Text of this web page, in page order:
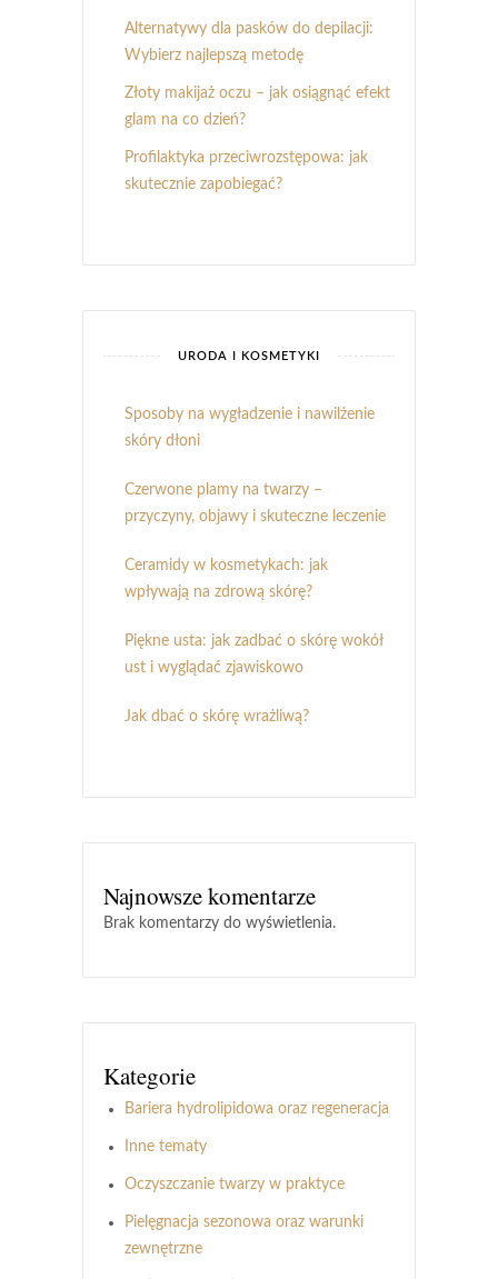
Alternatywy dla pasków do depilacji:
Wybierz najlepszą metodę
Złoty makijaż oczu – jak osiągnąć efekt
glam na co dzień?
Profilaktyka przeciwrozstępowa: jak
skutecznie zapobiegać?
URODA I KOSMETYKI
Sposoby na wygładzenie i nawilżenie
skóry dłoni
Czerwone plamy na twarzy –
przyczyny, objawy i skuteczne leczenie
Ceramidy w kosmetykach: jak
wpływają na zdrową skórę?
Piękne usta: jak zadbać o skórę wokół
ust i wyglądać zjawiskowo
Jak dbać o skórę wrażliwą?
Najnowsze komentarze
Brak komentarzy do wyświetlenia.
Kategorie
Bariera hydrolipidowa oraz regeneracja
Inne tematy
Oczyszczanie twarzy w praktyce
Pielęgnacja sezonowa oraz warunki
zewnętrzne